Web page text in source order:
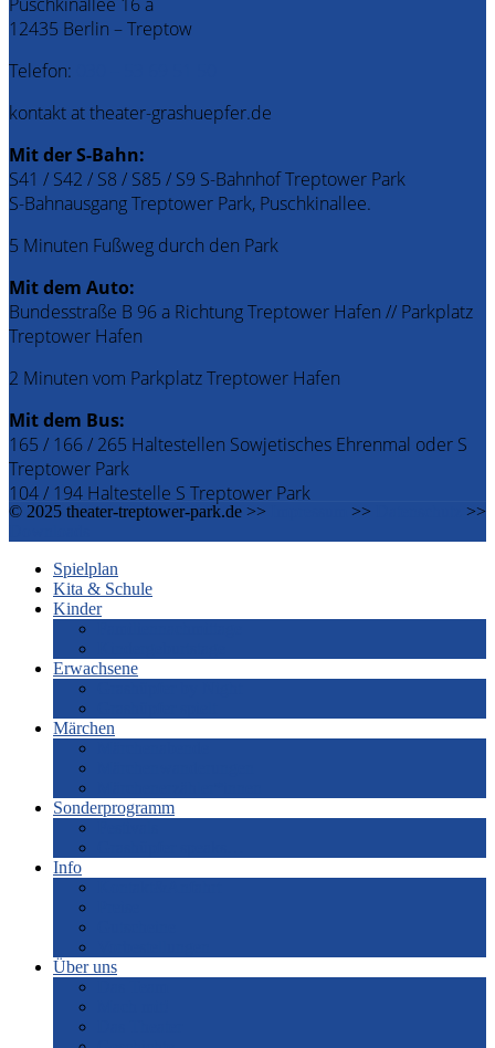
12435 Berlin – Treptow
Telefon:
kontakt at theater-grashuepfer.de
Mit der S-Bahn:
S41 / S42 / S8 / S85 / S9 S-Bahnhof Treptower Park
S-Bahnausgang Treptower Park, Puschkinallee.
5 Minuten Fußweg durch den Park
Mit dem Auto:
Bundesstraße B 96 a Richtung Treptower Hafen // Parkplatz
Treptower Hafen
2 Minuten vom Parkplatz Treptower Hafen
Mit dem Bus:
165 / 166 / 265 Haltestellen Sowjetisches Ehrenmal oder S
Treptower Park
104 / 194 Haltestelle S Treptower Park
© 2025 theater-treptower-park.de >> >>
>>
Spielplan
Kita & Schule
Kinder
Erwachsene
Märchen
Sonderprogramm
Info
Über uns